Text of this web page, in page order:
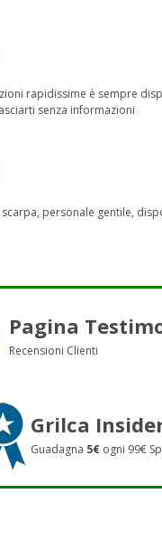
rapidissime è sempre
senza informazioni
personale gentile,
Pagina
Recensioni Clienti
Grilca
Guadagna 5€ ogni 99€